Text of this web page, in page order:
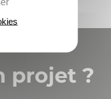
projet ?